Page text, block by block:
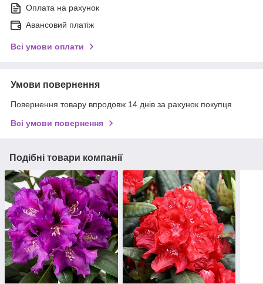
Оплата на рахунок
Авансовий платіж
Всі умови оплати
Умови повернення
Повернення товару впродовж 14 днів за рахунок покупця
Всі умови повернення
Подібні товари компанії